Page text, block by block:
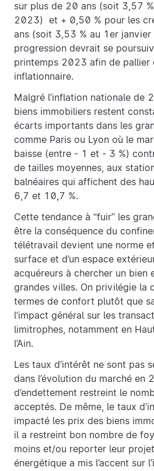
sur plus de 20 ans (soit 3,57
2023) et + 0,50 % pour les
ans (soit 3,53 % au 1er
progression devrait se
printemps 2023 afin de pallier
inflationnaire.
Malgré l’inflation nationale de
biens immobiliers restent
écarts importants dans les
comme Paris ou Lyon où le
baisse (entre - 1 et - 3 %)
de tailles moyennes, aux
balnéaires qui affichent des
6,7 et 10,7 %.
Cette tendance à “fuir” les
être la conséquence du
télétravail devient une norme
surface et d’un espace
acquéreurs à chercher un bien
grandes villes. On privilégie la
termes de confort plutôt que
l’impact général sur les
limitrophes, notamment en
l’Ain.
Les taux d’intérêt ne sont pas
dans l’évolution du marché en
d’endettement restreint le
acceptés. De même, le taux
impacté les prix des biens
il a restreint bon nombre de
moins et/ou reporter leur projet
énergétique a mis l’accent sur